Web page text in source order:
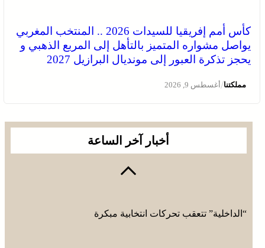
كأس أمم إفريقيا للسيدات 2026 .. المنتخب المغربي
يواصل مشواره المتميز بالتأهل إلى المربع الذهبي و
يحجز تذكرة العبور إلى مونديال البرازيل 2027
مملكتنا/أغسطس 9, 2026
أخبار آخر الساعة
“الداخلية” تتعقب تحركات انتخابية مبكرة